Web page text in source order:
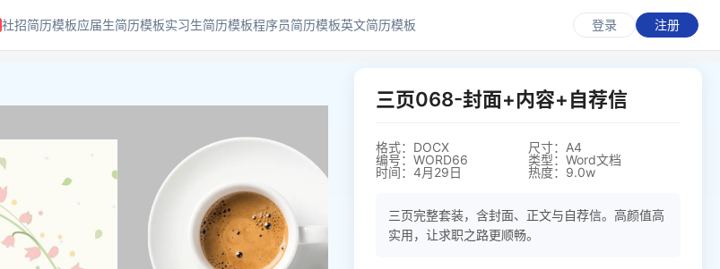
社招简历模板应届生简历模板实习生简历模板程序员简历模板英文简历模板 登录 注册
三页068-封面+内容+自荐信
格式：DOCX
尺寸：A4
编号：WORD66
类型：Word文档
时间：4月29日
热度：9.0w
三页完整套装，含封面、正文与自荐信。高颜值高
实用，让求职之路更顺畅。